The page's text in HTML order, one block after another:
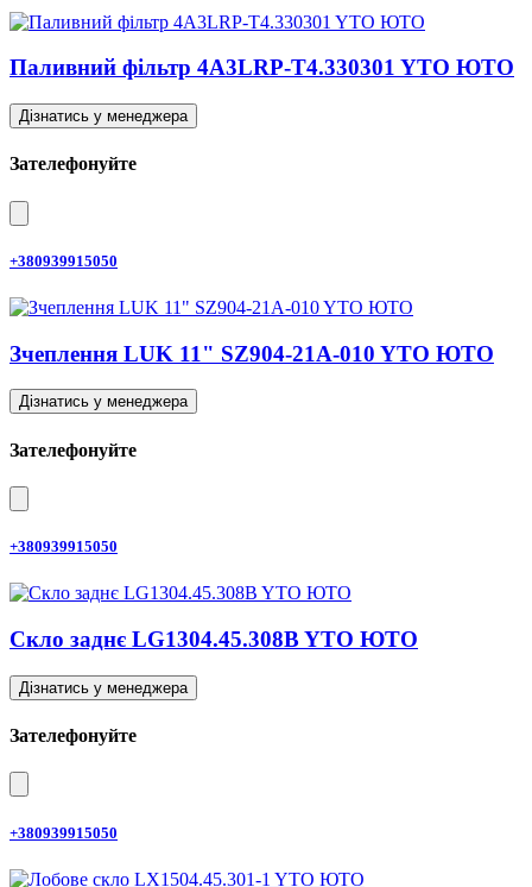
Паливний фільтр 4A3LRP-T4.330301 YTO ЮТО
Дізнатись у менеджера
Зателефонуйте
+380939915050
Зчеплення LUK 11" SZ904-21A-010 YTO ЮТО
Дізнатись у менеджера
Зателефонуйте
+380939915050
Скло заднє LG1304.45.308B YTO ЮТО
Дізнатись у менеджера
Зателефонуйте
+380939915050